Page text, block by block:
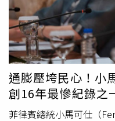
注房價、格局與生活機能
境條件對居住品質的長期
購屋建議，他便從氣候與
進去才出現，而是在買房
也收錄他二十多年來累積
看看天空，「有時候看到
化」，希望帶領大家學會
通膨壓垮民心！小
創16年最慘紀錄之
菲律賓總統小馬可仕（